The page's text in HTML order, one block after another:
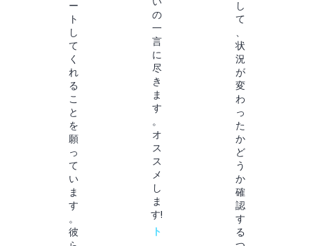
ー
ト
し
て
く
れ
る
こ
と
を
願
っ
て
い
ま
す
。
彼
の
一
言
に
尽
き
ま
す
。
オ
ス
ス
メ
し
ま
す!
ト
し
て
、
状
況
が
変
わ
っ
た
か
ど
う
か
確
認
す
る